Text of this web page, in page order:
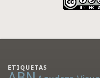
ETIQUETAS